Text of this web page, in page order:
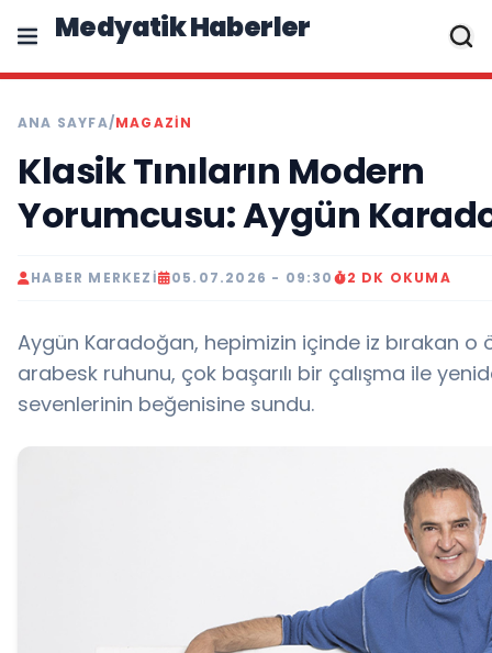
Medyatik Haberler
ANA SAYFA/MAGAZİN
Klasik Tınıların Modern
Yorumcusu: Aygün
HABER MERKEZI 05.07.2026 - 09:30 2 DK OKUMA
Aygün Karadoğan, hepimizin içinde iz bırakan o
arabesk ruhunu, çok başarılı bir çalışma ile
sevenlerinin beğenisine sundu.